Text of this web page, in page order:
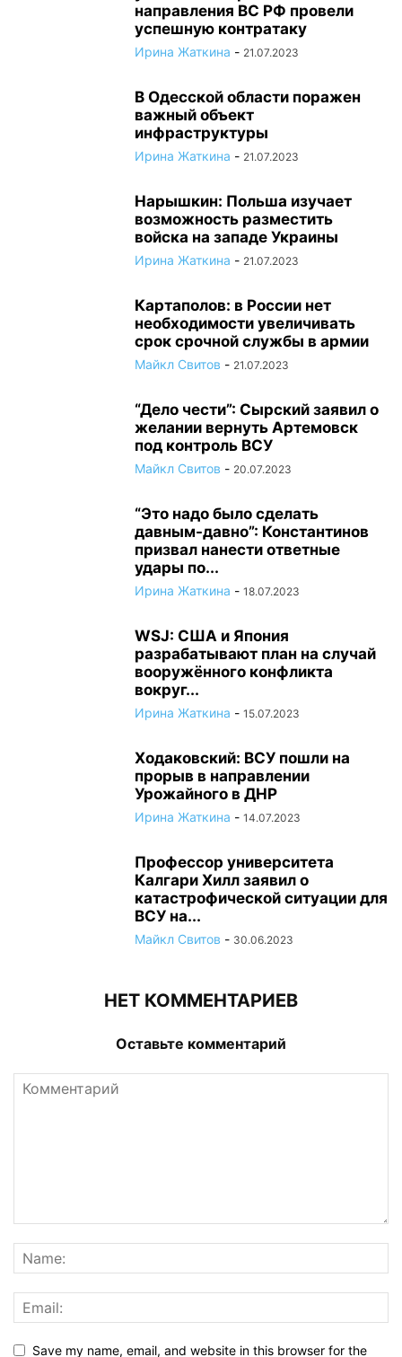
направления ВС РФ провели
успешную контратаку
Ирина Жаткина - 21.07.2023
В Одесской области поражен
важный объект
инфраструктуры
Ирина Жаткина - 21.07.2023
Нарышкин: Польша изучает
возможность разместить
войска на западе Украины
Ирина Жаткина - 21.07.2023
Картаполов: в России нет
необходимости увеличивать
срок срочной службы в армии
Майкл Свитов - 21.07.2023
“Дело чести”: Сырский заявил о
желании вернуть Артемовск
под контроль ВСУ
Майкл Свитов - 20.07.2023
“Это надо было сделать
давным-давно”: Константинов
призвал нанести ответные
удары по...
Ирина Жаткина - 18.07.2023
WSJ: США и Япония
разрабатывают план на случай
вооружённого конфликта
вокруг...
Ирина Жаткина - 15.07.2023
Ходаковский: ВСУ пошли на
прорыв в направлении
Урожайного в ДНР
Ирина Жаткина - 14.07.2023
Профессор университета
Калгари Хилл заявил о
катастрофической ситуации для
ВСУ на...
Майкл Свитов - 30.06.2023
НЕТ КОММЕНТАРИЕВ
Оставьте комментарий
Save my name, email, and website in this browser for the